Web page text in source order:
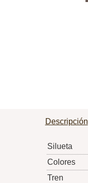
Descripción
Silueta
Colores
Tren